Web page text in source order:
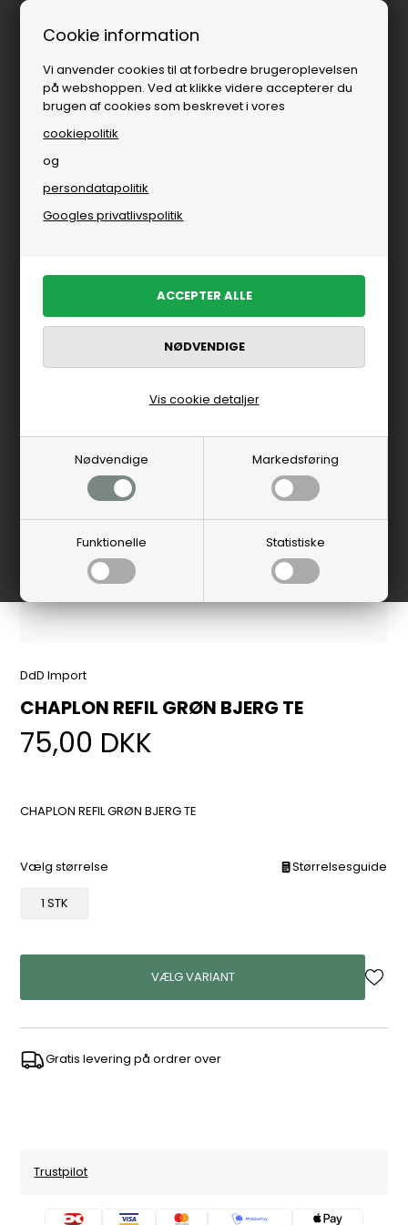
Cookie information
Vi anvender cookies til at forbedre brugeroplevelsen
på webshoppen. Ved at klikke videre accepterer du
brugen af cookies som beskrevet i vores
cookiepolitik
og
persondatapolitik
Googles privatlivspolitik
Nødvendige Markedsføring
Funktionelle Statistiske
Vis cookie detaljer
DdD Import
CHAPLON REFIL GRØN BJERG TE
75,00 DKK
CHAPLON REFIL GRØN BJERG TE
Vælg størrelse Størrelsesguide
1 STK
VÆLG VARIANT
Gratis levering på ordrer over
Trustpilot